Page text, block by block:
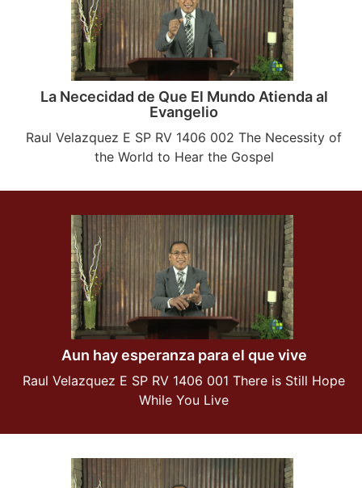
La Nececidad de Que El Mundo Atienda al
Evangelio
Raul Velazquez E SP RV 1406 002 The Necessity of
the World to Hear the Gospel
Aun hay esperanza para el que vive
Raul Velazquez E SP RV 1406 001 There is Still Hope
While You Live